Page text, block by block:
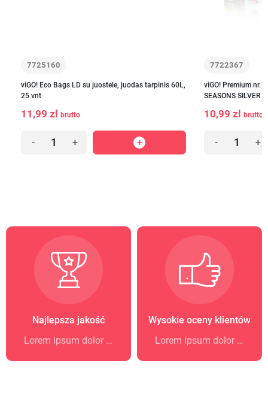
7725160
viGO! Eco Bags LD su juostele, juodas tarpinis 60L,
25 vnt
11,99 zl brutto
- +
7722367
viGO! Premium
SEASONS SILVER
10,99 zl brutto
- +
Najlepsza jakość
Lorem ipsum dolor sit amet
Wysokie oceny klientów
Lorem ipsum dolor sit amet